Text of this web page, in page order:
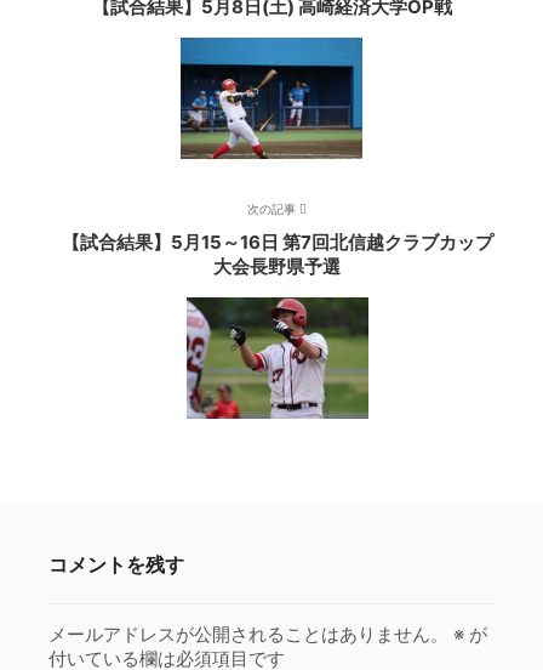
【試合結果】5月8日(土) 高崎経済大学OP戦
次の記事
【試合結果】5月15～16日 第7回北信越クラブカップ
大会長野県予選
コメントを残す
メールアドレスが公開されることはありません。 ※ が
付いている欄は必須項目です